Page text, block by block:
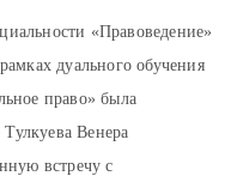
«Правоведение»
дуального обучения
право» была
Венера
встречу с